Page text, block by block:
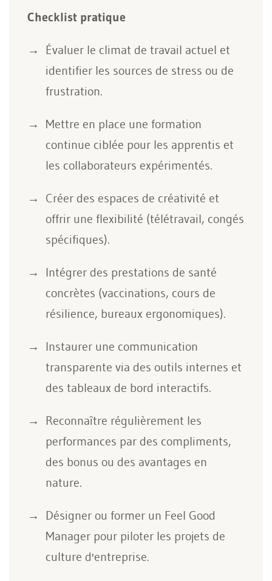
Checklist pratique
Évaluer le climat de travail actuel et
identifier les sources de stress ou de
frustration.
Mettre en place une formation
continue ciblée pour les apprentis et
les collaborateurs expérimentés.
Créer des espaces de créativité et
offrir une flexibilité (télétravail, congés
spécifiques).
Intégrer des prestations de santé
concrètes (vaccinations, cours de
résilience, bureaux ergonomiques).
Instaurer une communication
transparente via des outils internes et
des tableaux de bord interactifs.
Reconnaître régulièrement les
performances par des compliments,
des bonus ou des avantages en
nature.
Désigner ou former un Feel Good
Manager pour piloter les projets de
culture d'entreprise.